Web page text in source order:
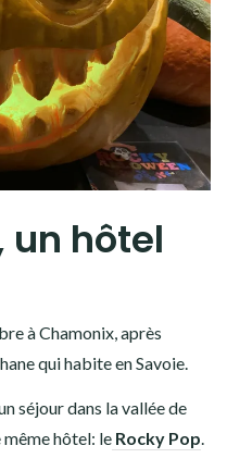
un hôtel
à Chamonix, après
qui habite en Savoie.
séjour dans la vallée de
même hôtel: le Rocky Pop.